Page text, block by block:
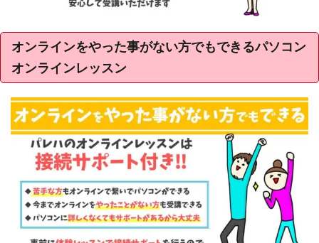
オンラインをやった事がない方でもできるパソコン
オンラインレッスン